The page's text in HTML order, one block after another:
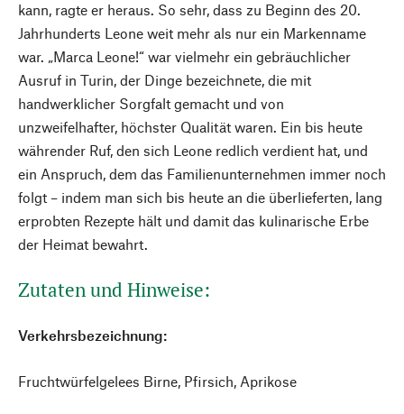
kann, ragte er heraus. So sehr, dass zu Beginn des 20.
Jahrhunderts Leone weit mehr als nur ein Markenname
war. „Marca Leone!“ war vielmehr ein gebräuchlicher
Ausruf in Turin, der Dinge bezeichnete, die mit
handwerklicher Sorgfalt gemacht und von
unzweifelhafter, höchster Qualität waren. Ein bis heute
währender Ruf, den sich Leone redlich verdient hat, und
ein Anspruch, dem das Familienunternehmen immer noch
folgt – indem man sich bis heute an die überlieferten, lang
erprobten Rezepte hält und damit das kulinarische Erbe
der Heimat bewahrt.
Zutaten und Hinweise:
Verkehrsbezeichnung:
Fruchtwürfelgelees Birne, Pfirsich, Aprikose